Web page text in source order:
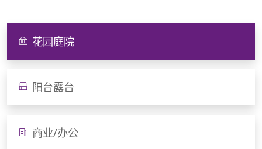
花园庭院
阳台露台
商业/办公